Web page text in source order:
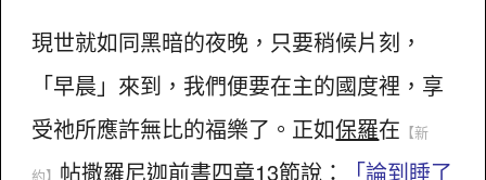
現世就如同黑暗的夜晚，只要稍候片刻，
「早晨」來到，我們便要在主的國度裡，享
受祂所應許無比的福樂了。正如保羅在 【新
約】 帖撒羅尼迦前書四章13節說：
「論到睡了